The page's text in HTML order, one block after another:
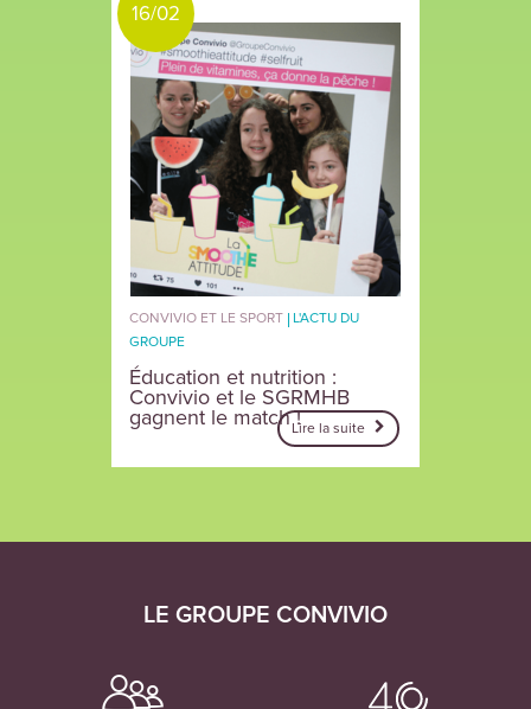
16/02
CONVIVIO ET LE SPORT
L'ACTU DU
GROUPE
Éducation et nutrition :
Convivio et le SGRMHB
gagnent le match !Lire la suite
LE GROUPE CONVIVIO